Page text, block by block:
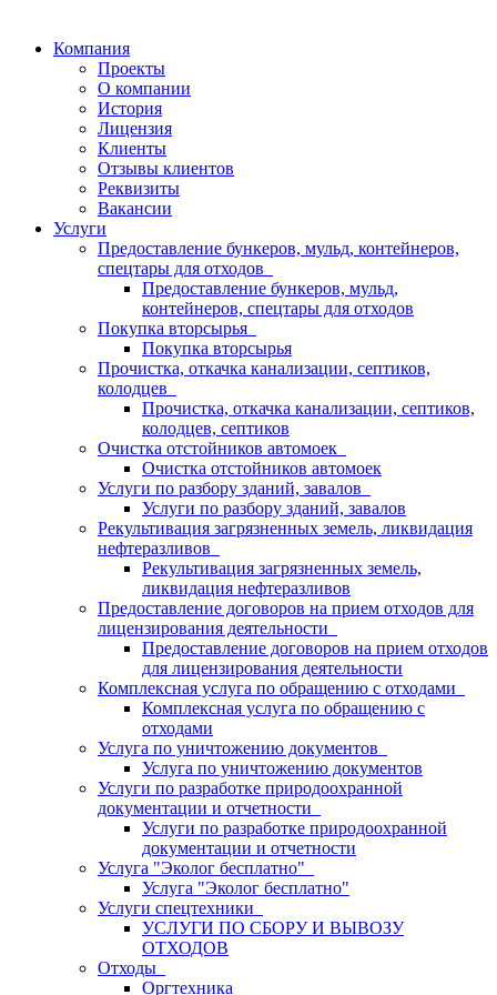
Компания
Проекты
О компании
История
Лицензия
Клиенты
Отзывы клиентов
Реквизиты
Вакансии
Услуги
Предоставление бункеров, мульд, контейнеров,
спецтары для отходов
Предоставление бункеров, мульд,
контейнеров, спецтары для отходов
Покупка вторсырья
Покупка вторсырья
Прочистка, откачка канализации, септиков,
колодцев
Прочистка, откачка канализации, септиков,
колодцев, септиков
Очистка отстойников автомоек
Очистка отстойников автомоек
Услуги по разбору зданий, завалов
Услуги по разбору зданий, завалов
Рекультивация загрязненных земель, ликвидация
нефтеразливов
Рекультивация загрязненных земель,
ликвидация нефтеразливов
Предоставление договоров на прием отходов для
лицензирования деятельности
Предоставление договоров на прием отходов
для лицензирования деятельности
Комплексная услуга по обращению с отходами
Комплексная услуга по обращению с
отходами
Услуга по уничтожению документов
Услуга по уничтожению документов
Услуги по разработке природоохранной
документации и отчетности
Услуги по разработке природоохранной
документации и отчетности
Услуга "Эколог бесплатно"
Услуга "Эколог бесплатно"
Услуги спецтехники
УСЛУГИ ПО СБОРУ И ВЫВОЗУ
ОТХОДОВ
Отходы
Оргтехника